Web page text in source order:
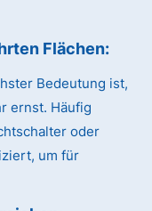
Flächen:
Bedeutung ist,
ernst. Häufig
oder
um für